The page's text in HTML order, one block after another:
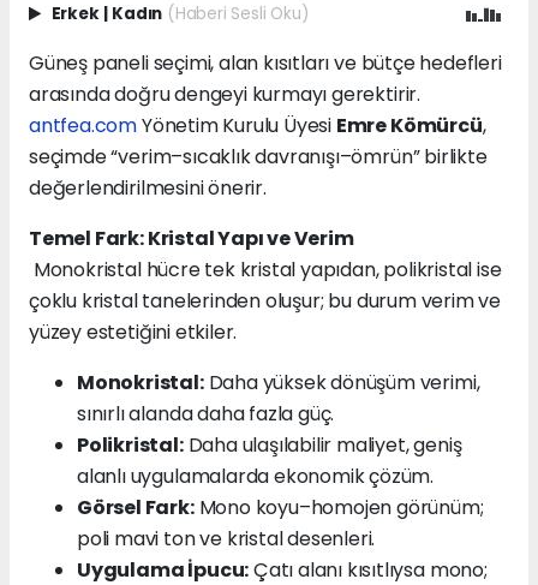
Erkek | Kadın (Haberi Sesli Oku)
Güneş paneli seçimi, alan kısıtları ve bütçe hedefleri
arasında doğru dengeyi kurmayı gerektirir.
antfea.comYönetim Kurulu Üyesi Emre Kömürcü,
seçimde “verim–sıcaklık davranışı–ömrün” birlikte
değerlendirilmesini önerir.
Temel Fark: Kristal Yapı ve Verim
Monokristal hücre tek kristal yapıdan, polikristal ise
çoklu kristal tanelerinden oluşur; bu durum verim ve
yüzey estetiğini etkiler.
Monokristal:Daha yüksek dönüşüm verimi,
sınırlı alanda daha fazla güç.
Polikristal:Daha ulaşılabilir maliyet, geniş
alanlı uygulamalarda ekonomik çözüm.
Görsel Fark:Mono koyu–homojen görünüm;
poli mavi ton ve kristal desenleri.
Uygulama İpucu:Çatı alanı kısıtlıysa mono;